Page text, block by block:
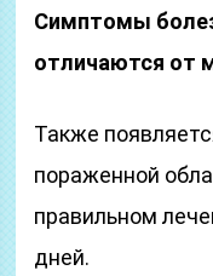
Симптомы
отличаются от
Также
пораженной
правильном
дней.